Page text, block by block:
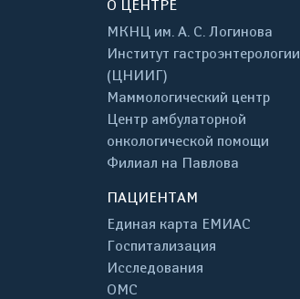
О ЦЕНТРЕ
МКНЦ им. А. С. Логинова
Институт гастроэнтерологии
(ЦНИИГ)
Маммологический центр
Центр амбулаторной
онкологической помощи
Филиал на Павлова
ПАЦИЕНТАМ
Единая карта ЕМИАС
Госпитализация
Исследования
ОМС